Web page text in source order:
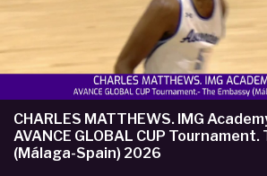
CHARLES MATTHEWS. IMG
AVANCE GLOBAL CUP
(Málaga-Spain) 2026